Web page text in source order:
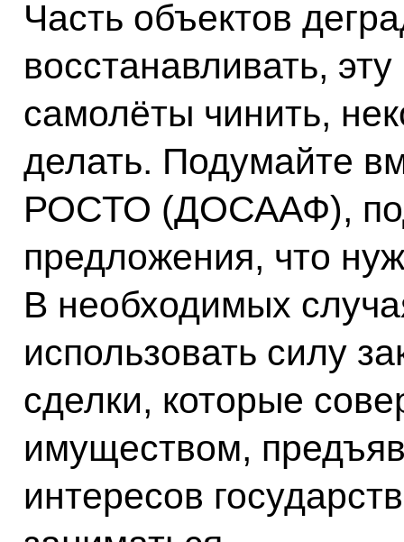
Часть объектов
восстанавливать,
самолёты чинить,
делать. Подумайте
РОСТО (ДОСААФ),
предложения, что
В необходимых
использовать силу
сделки, которые
имуществом,
интересов